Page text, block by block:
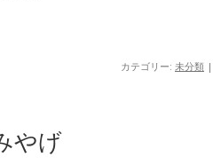
カテゴリー: 未分類 |
やげ